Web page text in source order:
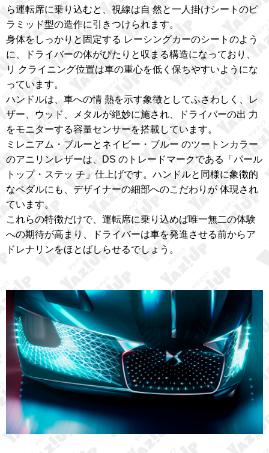
ら運転席に乗り込むと、視線は自 然と一人掛けシートのピ
ラミッド型の造作に引きつけられます。
身体をしっかりと固定する レーシングカーのシートのよう
に、ドライバーの体がぴたりと収まる構造になっており、
リ クライニング位置は車の重心を低く保ちやすいようにな
っています。
ハンドルは、車への情 熱を示す象徴としてふさわしく、レ
ザー、ウッド、メタルが絶妙に施され、ドライバーの出 力
をモニターする容量センサーを搭載しています。
ミレニアム・ブルーとネイビー・ブルー のツートンカラー
のアニリンレザーは、DS のトレードマークである「パール
トップ・ステッ チ」仕上げです。ハンドルと同様に象徴的
なペダルにも、デザイナーの細部へのこだわりが 体現され
ています。
これらの特徴だけで、運転席に乗り込めば唯一無二の体験
への期待が高まり、ドライバーは車を発進させる前からア
ドレナリンをほとばしらせるでしょう。